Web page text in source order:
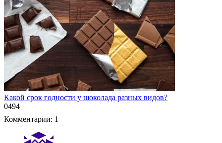
Какой срок годности у шоколада разных видов?
0494
Комментарии: 1